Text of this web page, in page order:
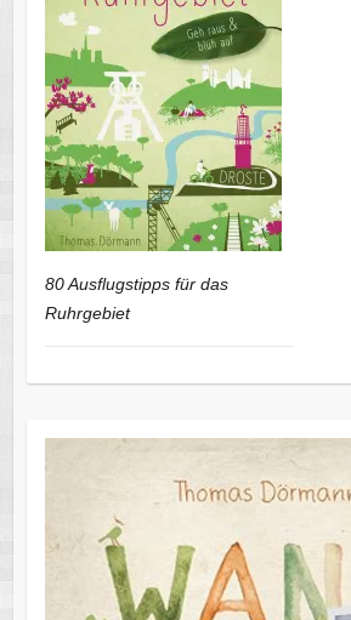
80 Ausflugstipps für das
Ruhrgebiet